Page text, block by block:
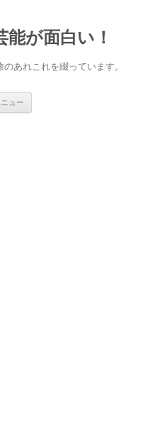
能が面白い！
あれこれを綴っています。
ニュー